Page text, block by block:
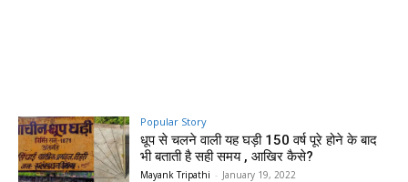
Popular Story
धूप से चलने वाली यह घड़ी 150 वर्ष पूरे होने के बाद
भी बताती है सही समय , आखिर कैसे?
Mayank Tripathi - January 19, 2022